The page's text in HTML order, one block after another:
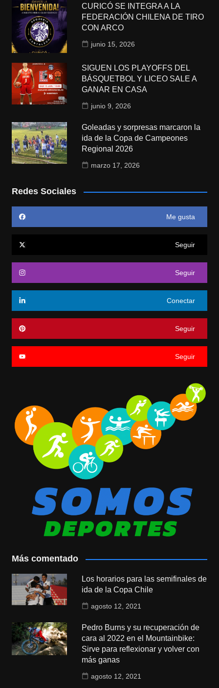
CURICÓ SE INTEGRA A LA
FEDERACIÓN CHILENA DE TIRO
CON ARCO
junio 15, 2026
SIGUEN LOS PLAYOFFS DEL
BÁSQUETBOL Y LICEO SALE A
GANAR EN CASA
junio 9, 2026
Goleadas y sorpresas marcaron la
ida de la Copa de Campeones
Regional 2026
marzo 17, 2026
Redes Sociales
Me gusta
Seguir
Seguir
Conectar
Seguir
Seguir
Más comentado
Los horarios para las semifinales de
ida de la Copa Chile
agosto 12, 2021
Pedro Burns y su recuperación de
cara al 2022 en el Mountainbike:
Sirve para reflexionar y volver con
más ganas
agosto 12, 2021